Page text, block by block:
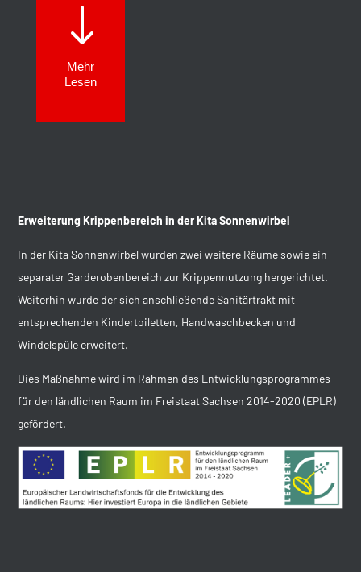
"
Mehr
Lesen
Erweiterung Krippenbereich in der Kita Sonnenwirbel
In der Kita Sonnenwirbel wurden zwei weitere Räume sowie ein
separater Garderobenbereich zur Krippennutzung hergerichtet.
Weiterhin wurde der sich anschließende Sanitärtrakt mit
entsprechenden Kindertoiletten, Handwaschbecken und
Windelspüle erweitert.
Dies Maßnahme wird im Rahmen des Entwicklungsprogrammes
für den ländlichen Raum im Freistaat Sachsen 2014-2020 (EPLR)
gefördert.